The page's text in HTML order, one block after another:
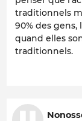
traditionnels
90% des
quand elles
traditionnels.